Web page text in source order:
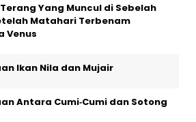
Yang Muncul di Sebelah
Matahari Terbenam
Venus
Ikan Nila dan Mujair
Antara Cumi‑Cumi dan Sotong